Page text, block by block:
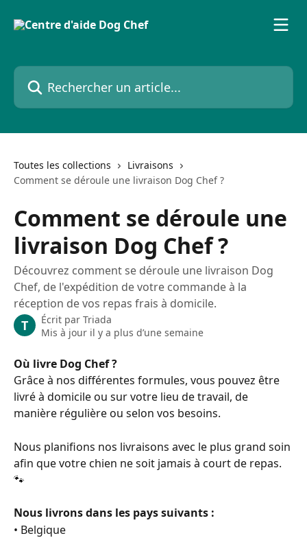
Rechercher un article...
Toutes les collections
Livraisons
Comment se déroule une livraison Dog Chef ?
Comment se déroule une
livraison Dog Chef ?
Découvrez comment se déroule une livraison Dog
Chef, de l'expédition de votre commande à la
réception de vos repas frais à domicile.
T Écrit par Triada
Mis à jour il y a plus d’une semaine
Où livre Dog Chef ?
Grâce à nos différentes formules, vous pouvez être
livré à domicile ou sur votre lieu de travail, de
manière régulière ou selon vos besoins.
Nous planifions nos livraisons avec le plus grand soin
afin que votre chien ne soit jamais à court de repas.
🐾
Nous livrons dans les pays suivants :
• Belgique